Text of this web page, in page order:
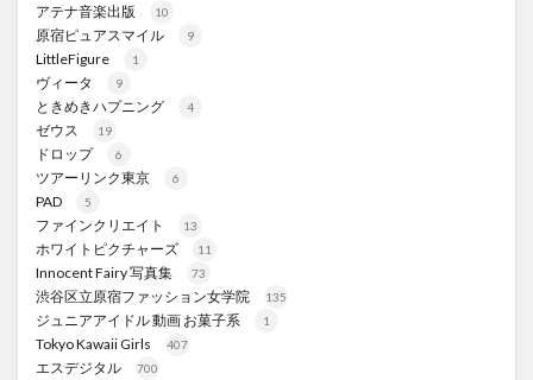
アテナ音楽出版 10
原宿ピュアスマイル 9
LittleFigure 1
ヴィータ 9
ときめきハプニング 4
ゼウス 19
ドロップ 6
ツアーリンク東京 6
PAD 5
ファインクリエイト 13
ホワイトピクチャーズ 11
Innocent Fairy 写真集 73
渋谷区立原宿ファッション女学院 135
ジュニアアイドル 動画 お菓子系 1
Tokyo Kawaii Girls 407
エスデジタル 700